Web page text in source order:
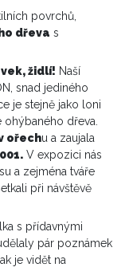
povrchů,
dřeva s
židlí! Naší
snad jediného
je stejně jako loni
ohýbaného dřeva.
ořechu a zaujala
V expozici nás
a zejména tváře
při návštěvě
s přídavnými
pár poznámek
je vidět na